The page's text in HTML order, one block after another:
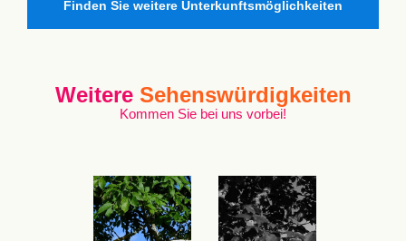
Finden Sie weitere Unterkunftsmöglichkeiten
Weitere Sehenswürdigkeiten
Kommen Sie bei uns vorbei!